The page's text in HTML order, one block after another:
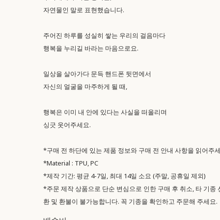
자연물인 말로 표현했습니다.
주어진 하루를 성실히 쌓는 우리의 걸음마다
행복을 누리길 바라는 마음으로요.
일상을 살아가다 문득 핸드폰 뒷면에서
자신의 얼굴을 마주하게 될 때,
행복은 이미 내 안에 있다는 사실을 떠올리며
싱긋 웃어주세요.
*구매 전 하단에 있는 제품 정보와 구매 전 안내 사항을 읽어주
*Material : TPU, PC
*제작 기간: 평균 4-7일, 최대 14일 소요 (주말, 공휴일 제외)
*주문 제작 상품으로 단순 변심으로 인한 구매 후 취소, 타 기종
환 및 환불이 불가능합니다. 꼭 기종을 확인하고 주문해 주세요.